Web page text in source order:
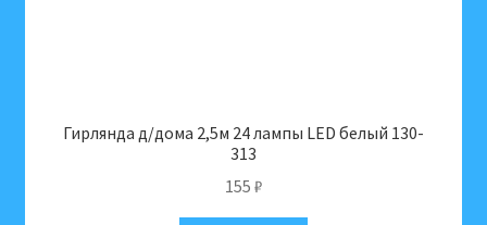
Гирлянда д/дома 2,5м 24 лампы LED белый 130-
313
155 ₽